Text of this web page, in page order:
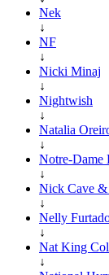
Nek
↓
NF
↓
Nicki Minaj
↓
Nightwish
↓
Natalia
↓
Notre-Dame
↓
Nick Cave &
↓
Nelly
↓
Nat King
↓